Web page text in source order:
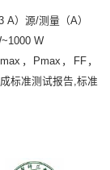
）源/测量（A）
W
，Pmax，FF，
标准测试报告, 标准